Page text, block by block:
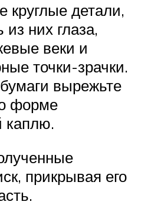
круглые детали,
них глаза,
веки и
точки-зрачки.
вырежьте
форме
прикрывая его